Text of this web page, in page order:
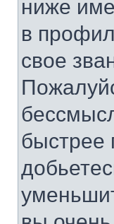
ниже
в
свое
быстрее